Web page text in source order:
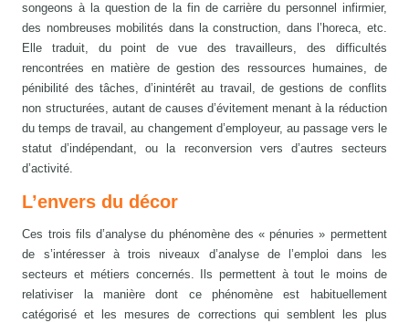
songeons à la question de la fin de carrière du personnel infirmier,
des nombreuses mobilités dans la construction, dans l’horeca, etc.
Elle traduit, du point de vue des travailleurs, des difficultés
rencontrées en matière de gestion des ressources humaines, de
pénibilité des tâches, d’inintérêt au travail, de gestions de conflits
non structurées, autant de causes d’évitement menant à la réduction
du temps de travail, au changement d’employeur, au passage vers le
statut d’indépendant, ou la reconversion vers d’autres secteurs
d’activité.
L’envers du décor
Ces trois fils d’analyse du phénomène des « pénuries » permettent
de s’intéresser à trois niveaux d’analyse de l’emploi dans les
secteurs et métiers concernés. Ils permettent à tout le moins de
relativiser la manière dont ce phénomène est habituellement
catégorisé et les mesures de corrections qui semblent les plus